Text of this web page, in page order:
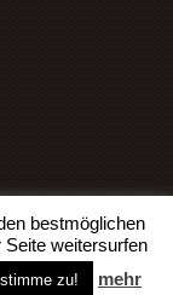
bestmöglichen
weitersurfen
zu! mehr